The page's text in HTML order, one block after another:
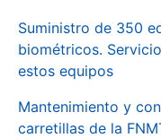
Suministro de 350
biométricos.
estos equipos
Mantenimiento y
carretillas de la